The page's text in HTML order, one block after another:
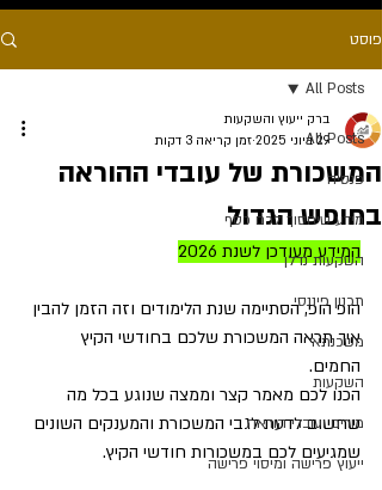
פוסט
All Posts
פנסיה
מידע שיחסוך לכם כסף
השקעות נדלן
תכנון פיננסי
משכנתא
השקעות
מורים ועובדי הוראה
ייעוץ פרישה ומיסוי פרישה
All Posts
המשכורת של עובדי ההוראה
בחופש הגדול
ברק ייעוץ והשקעות
29 ביוני 2025
זמן קריאה 3 דקות
המידע מעודכן לשנת 2026
הופ הופ, הסתיימה שנת הלימודים וזה הזמן להבין
איך תראה המשכורת שלכם בחודשי הקיץ
החמים.
הכנו לכם מאמר קצר וממצה שנוגע בכל מה
שחשוב לדעת לגבי המשכורת והמענקים השונים
שמגיעים לכם במשכורות חודשי הקיץ.